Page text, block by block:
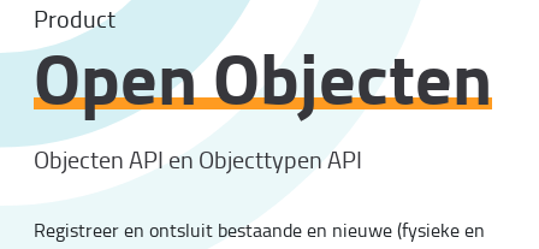
Product
Open Objecten
Objecten API en Objecttypen API
Registreer en ontsluit bestaande en nieuwe (fysieke en